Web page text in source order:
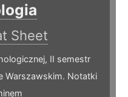
Sheet
II semestr
Warszawskim. Notatki